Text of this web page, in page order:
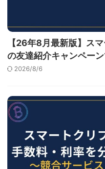
【26年8月最新版】ス
の友達紹介キャンペー
2026/8/6